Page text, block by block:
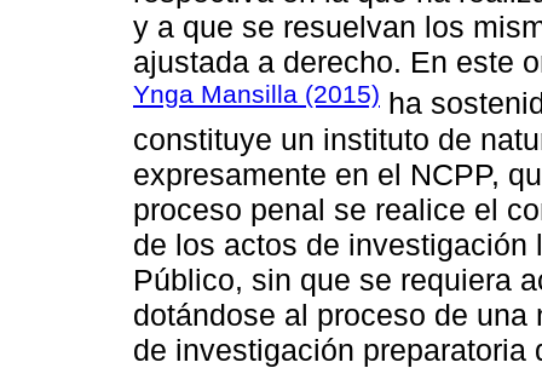
y a que se resuelvan los
ajustada a derecho. En este
Ynga Mansilla (2015) ha
constituye un instituto de
expresamente en el NCPP,
proceso penal se realice el
de los actos de
Público, sin que se requiera
dotándose al proceso de
de investigación